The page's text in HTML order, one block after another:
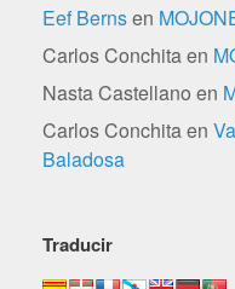
Eef Bernsen
Carlos Conchitaen
Nasta Castellano en
Carlos Conchitaen
Baladosa
Traducir